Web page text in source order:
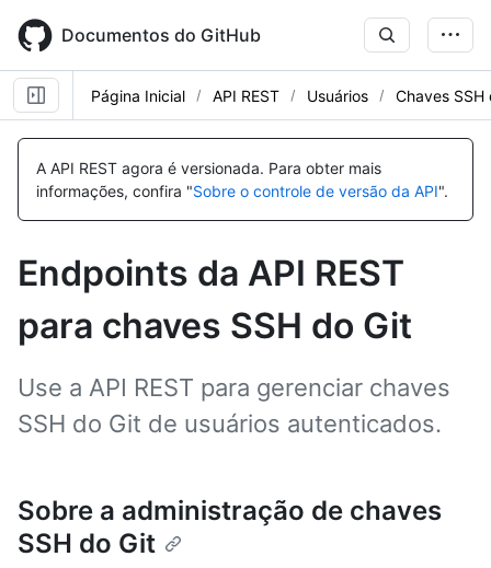
main
content
Documentos do GitHub
Página Inicial API REST Usuários Chaves SSH
A API REST agora é versionada. Para obter mais
informações, confira "Sobre o controle de versão da API".
Endpoints da API REST
para chaves SSH do Git
Use a API REST para gerenciar chaves
SSH do Git de usuários autenticados.
Sobre a administração de chaves
SSH do Git
Nome,
Tipo,
Descrição
Nome,
Tipo,
Descrição
Nome,
Tipo,
Descrição
Nome,
Tipo,
Descrição
Nome,
Tipo,
Descrição
Nome,
Tipo,
Descrição
Nome,
Tipo,
Descrição
Nome,
Tipo,
Descrição
Nome,
Tipo,
Descrição
Nome,
Tipo,
Descrição
Nome,
Tipo,
Descrição